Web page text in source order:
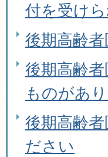
付を受け
後期高齢
後期高齢
ものがあ
後期高齢
ださい